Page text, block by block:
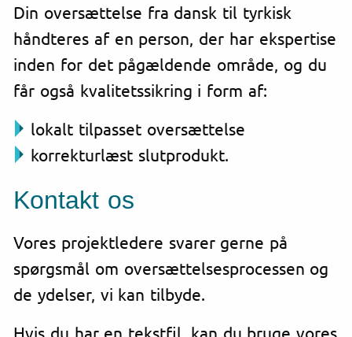
Din oversættelse fra dansk til tyrkisk
håndteres af en person, der har ekspertise
inden for det pågældende område, og du
får også kvalitetssikring i form af:
lokalt tilpasset oversættelse
korrekturlæst slutprodukt.
Kontakt os
Vores projektledere svarer gerne på
spørgsmål om oversættelsesprocessen og
de ydelser, vi kan tilbyde.
Hvis du har en tekstfil, kan du bruge vores